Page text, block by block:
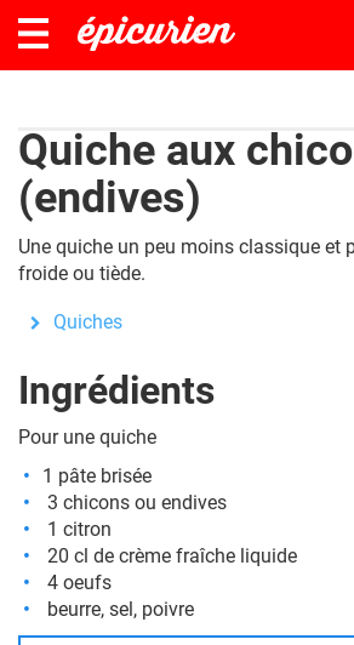
Quiche aux
(endives)
Une quiche un peu moins classique et
froide ou tiède.
Quiches
Ingrédients
Pour une quiche
1 pâte brisée
3 chicons ou endives
1 citron
20 cl de crème fraîche liquide
4 oeufs
beurre, sel, poivre